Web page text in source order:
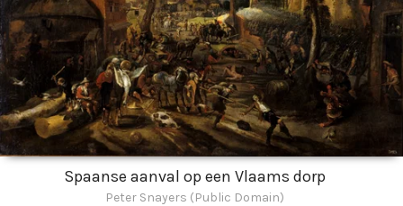
Spaanse aanval op een Vlaams dorp
Peter Snayers (Public Domain)